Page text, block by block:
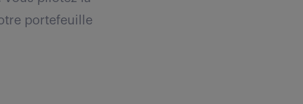
portefeuille